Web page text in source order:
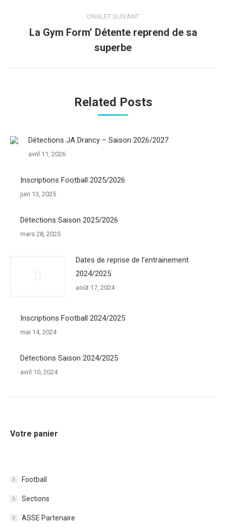
commentaireONGLET SUIVANT
Onglet
suivant
La Gym Form’ Détente reprend de sa
superbe
Related Posts
Détections JA Drancy – Saison 2026/2027
avril 11, 2026
Inscriptions Football 2025/2026
juin 13, 2025
Détections Saison 2025/2026
mars 28, 2025
Dates de reprise de l’entrainement
2024/2025
août 17, 2024
Inscriptions Football 2024/2025
mai 14, 2024
Détections Saison 2024/2025
avril 10, 2024
Votre panier
Football
Sections
ASSE Partenaire